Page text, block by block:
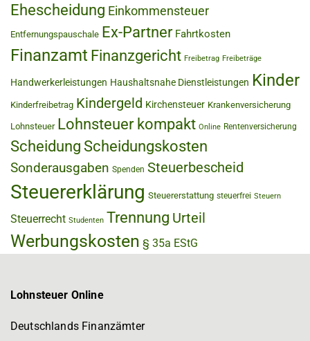
Ehescheidung Einkommensteuer
Entfernungspauschale Ex-Partner Fahrtkosten
Finanzamt Finanzgericht Freibetrag Freibeträge
Handwerkerleistungen Haushaltsnahe Dienstleistungen Kinder
Kinderfreibetrag Kindergeld Kirchensteuer Krankenversicherung
Lohnsteuer Lohnsteuer kompakt Online Rentenversicherung
Scheidung Scheidungskosten
Sonderausgaben Spenden Steuerbescheid
Steuererklärung Steuererstattung steuerfrei Steuern
Steuerrecht Studenten Trennung Urteil
Werbungskosten § 35a EStG
Lohnsteuer Online
Deutschlands Finanzämter